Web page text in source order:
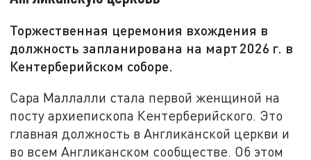
Торжественная церемония вхождения в
должность запланирована на март 2026 г. в
Кентерберийском соборе.
Сара Маллалли стала первой женщиной на
посту архиепископа Кентерберийского. Это
главная должность в Англиканской церкви и
во всем Англиканском сообществе. Об этом